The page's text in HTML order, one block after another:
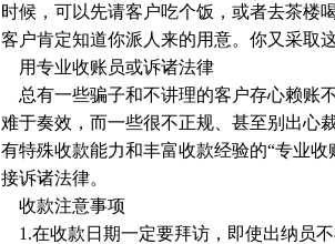
时候，可以先请客户吃个饭，或者去茶楼
客户肯定知道你派人来的用意。你又采取
用专业收账员或诉诸法律
总有一些骗子和不讲理的客户存心赖账
难于奏效，而一些很不正规、甚至别出心
有特殊收款能力和丰富收款经验的“专业
接诉诸法律。
收款注意事项
1.在收款日期一定要拜访，即使出纳员不